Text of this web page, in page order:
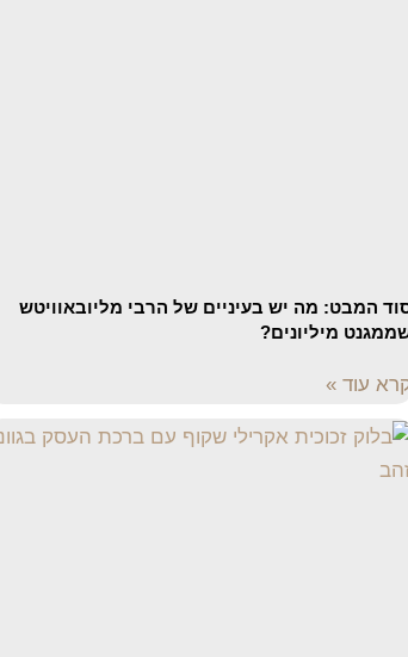
המבט: מה יש בעיניים של הרבי מליובאוויטש
מיליונים?
עוד »